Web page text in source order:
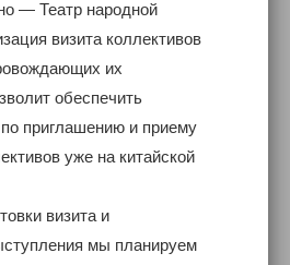
— Театр народной
визита коллективов
их
обеспечить
приглашению и приему
уже на китайской
визита и
мы планируем